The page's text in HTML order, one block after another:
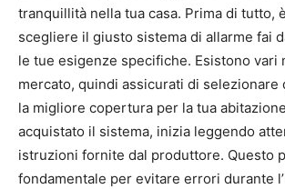
tranquillità nella tua casa. Prima di tutto,
scegliere il giusto sistema di allarme fai
le tue esigenze specifiche. Esistono vari
mercato, quindi assicurati di selezionare
la migliore copertura per la tua
acquistato il sistema, inizia leggendo
istruzioni fornite dal produttore. Questo
fondamentale per evitare errori durante